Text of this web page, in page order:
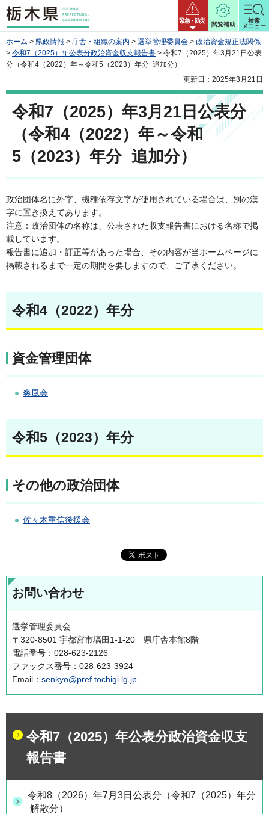
栃木県 緊急・防災
閲覧補助
検索
メニュー
ホーム > 県政情報 > 庁舎・組織の案内 > 選挙管理委員会 > 政治資金規正法関係
> 令和7（2025）年公表分政治資金収支報告書 > 令和7（2025）年3月21日公表
分（令和4（2022）年～令和5（2023）年分 追加分）
更新日：2025年3月21日
令和7（2025）年3月21日公表分
（令和4（2022）年～令和
5（2023）年分 追加分）
政治団体名に外字、機種依存文字が使用されている場合は、別の漢
字に置き換えてあります。
注意：政治団体の名称は、公表された収支報告書における名称で掲
載しています。
報告書に追加・訂正等があった場合、その内容が当ホームページに
掲載されるまで一定の期間を要しますので、ご了承ください。
令和4（2022）年分
資金管理団体
爽風会
令和5（2023）年分
その他の政治団体
佐々木重信後援会
お問い合わせ
選挙管理委員会
〒320-8501 宇都宮市塙田1-1-20 県庁舎本館8階
電話番号：028-623-2126
ファックス番号：028-623-3924
Email： senkyo@pref.tochigi.lg.jp
令和7（2025）年公表分政治資金収支
報告書
令和8（2026）年7月3日公表分（令和7（2025）年分
解散分）